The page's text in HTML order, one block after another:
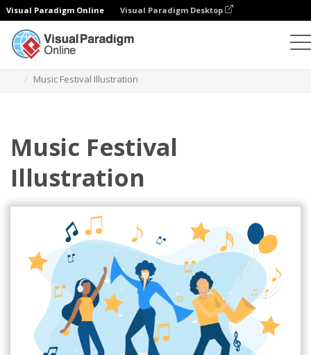
Visual Paradigm Online Visual Paradigm Desktop
Music Festival Illustration
Music Festival
Illustration